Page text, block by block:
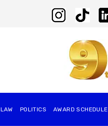
⁠LAW POLITICS AWARD SCHEDULE